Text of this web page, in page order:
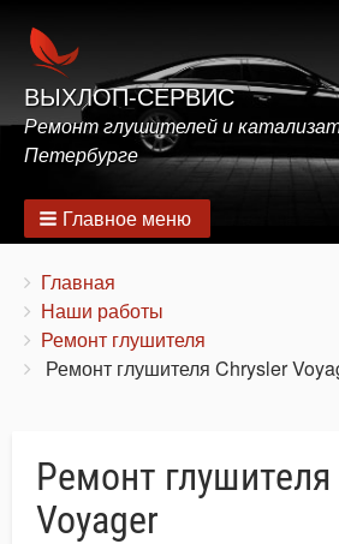
ВЫХЛОП-СЕРВИС
Ремонт глушителей и
Петербурге
Главное меню
Строка
навигации
You
are
here:
Главная
Наши работы
Ремонт глушителя
Ремонт глушителя Chrysler
Ремонт глушителя
Voyager